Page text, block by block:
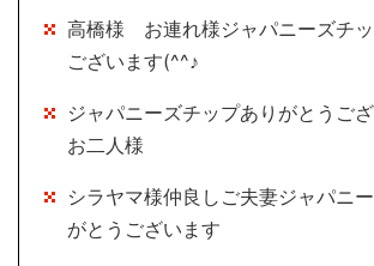
高橋様 お連れ様ジャパニーズチッ
ございます(^^♪
ジャパニーズチップありがとうご
お二人様
シラヤマ様仲良しご夫妻ジャパニ
がとうございます